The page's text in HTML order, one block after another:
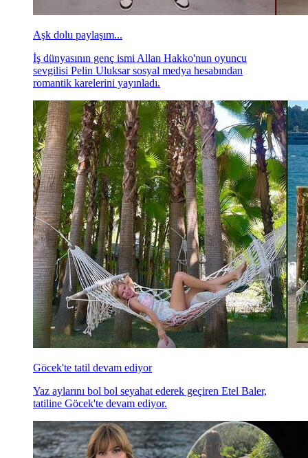
Aşk dolu paylaşım...
İş dünyasının genç ismi Allan Hakko'nun oyuncu
sevgilisi Pelin Uluksar sosyal medya hesabından
romantik karelerini yayınladı.
Göcek'te tatil devam ediyor
Yaz aylarını bol bol seyahat ederek geçiren Etel Baler,
tatiline Göcek'te devam ediyor.